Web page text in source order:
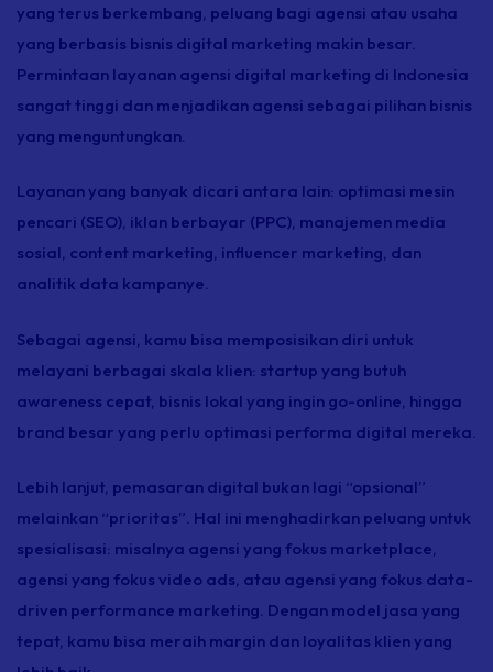
yang terus berkembang, peluang bagi agensi atau usaha
yang berbasis bisnis digital marketing makin besar.
Permintaan layanan agensi digital marketing di Indonesia
sangat tinggi dan menjadikan agensi sebagai pilihan bisnis
yang menguntungkan.
Layanan yang banyak dicari antara lain: optimasi mesin
pencari (SEO), iklan berbayar (PPC), manajemen media
sosial, content marketing, influencer marketing, dan
analitik data kampanye.
Sebagai agensi, kamu bisa memposisikan diri untuk
melayani berbagai skala klien: startup yang butuh
awareness cepat, bisnis lokal yang ingin go-online, hingga
brand besar yang perlu optimasi performa digital mereka.
Lebih lanjut, pemasaran digital bukan lagi “opsional”
melainkan “prioritas”. Hal ini menghadirkan peluang untuk
spesialisasi: misalnya agensi yang fokus marketplace,
agensi yang fokus video ads, atau agensi yang fokus data-
driven performance marketing. Dengan model jasa yang
tepat, kamu bisa meraih margin dan loyalitas klien yang